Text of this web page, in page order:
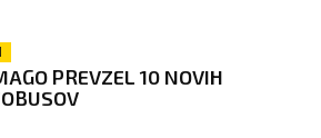
PREVZEL 10 NOVIH